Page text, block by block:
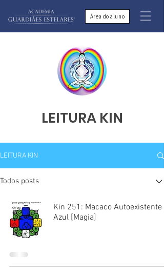
Área do aluno
LEITURA KIN
LEITURA KIN
Todos posts
Kin 251: Macaco Autoexistente
Azul [Magia]